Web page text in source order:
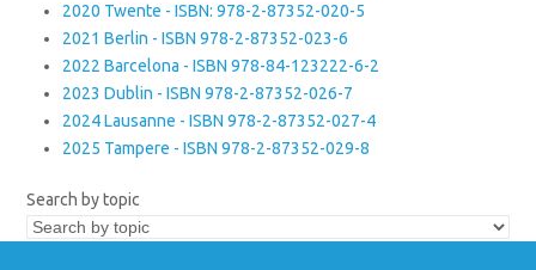
2020 Twente - ISBN: 978-2-87352-020-5
2021 Berlin - ISBN 978-2-87352-023-6
2022 Barcelona - ISBN 978-84-123222-6-2
2023 Dublin - ISBN 978-2-87352-026-7
2024 Lausanne - ISBN 978-2-87352-027-4
2025 Tampere - ISBN 978-2-87352-029-8
Search by topic